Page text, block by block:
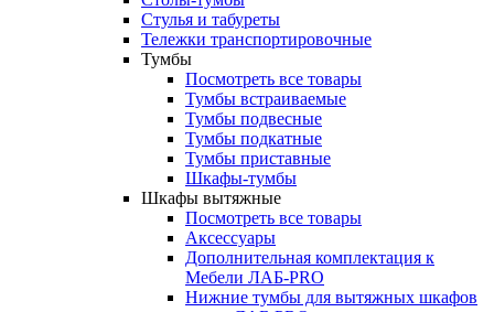
Стулья и табуреты
Тележки транспортировочные
Тумбы
Посмотреть все товары
Тумбы встраиваемые
Тумбы подвесные
Тумбы подкатные
Тумбы приставные
Шкафы-тумбы
Шкафы вытяжные
Посмотреть все товары
Аксессуары
Дополнительная комплектация к
Мебели ЛАБ-PRO
Нижние тумбы для вытяжных шкафов